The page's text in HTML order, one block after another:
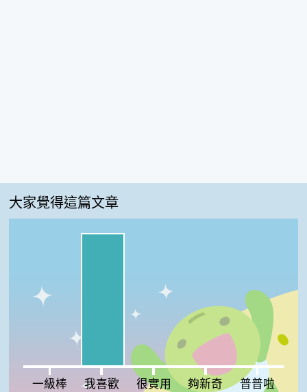
大家覺得這篇文章
一級棒:0% 很實用:0% 夠新奇:0%普普啦:0%
一級棒 我喜歡 很實用 夠新奇 普普啦